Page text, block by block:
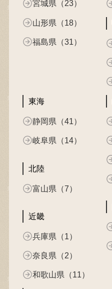
宮城県（23）
山形県（18）
福島県（31）
東海
静岡県（41）
岐阜県（14）
北陸
富山県（7）
近畿
兵庫県（1）
奈良県（2）
和歌山県（11）